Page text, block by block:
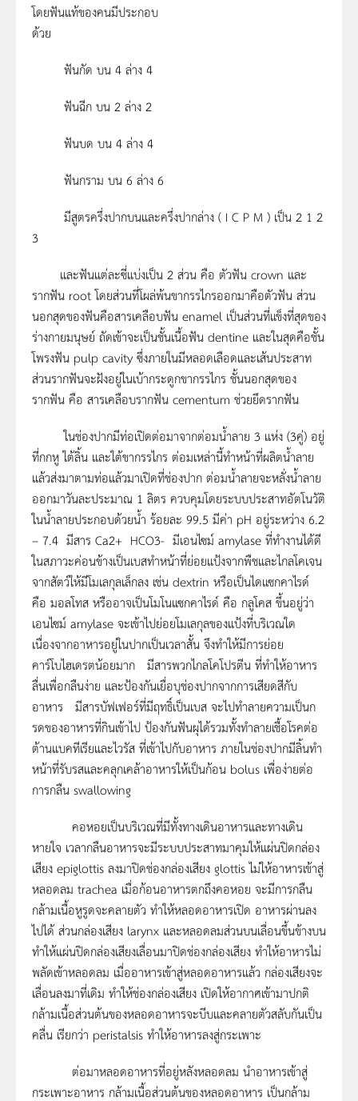
โดยฟันแท้ของคนมีประกอบ
ด้วย
ฟันกัด บน 4 ล่าง 4
ฟันฉีก บน 2 ล่าง 2
ฟันบด บน 4 ล่าง 4
ฟันกราม บน 6 ล่าง 6
มีสูตรครึ่งปากบนและครึ่งปากล่าง ( I C P M ) เป็น 2 1 2
3
และฟันแต่ละซี่แบ่งเป็น 2 ส่วน คือ ตัวฟัน crown และ
รากฟัน root โดยส่วนที่โผล่พ้นขากรรไกรออกมาคือตัวฟัน ส่วน
นอกสุดของฟันคือสารเคลือบฟัน enamel เป็นส่วนที่แข็งที่สุดของ
ร่างกายมนุษย์ ถัดเข้าจะเป็นชั้นเนื้อฟัน dentine และในสุดคือชั้น
โพรงฟัน pulp cavity ซึ่งภายในมีหลอดเลือดและเส้นประสาท
ส่วนรากฟันจะฝังอยู่ในเบ้ากระดูกขากรรไกร ชั้นนอกสุดของ
รากฟัน คือ สารเคลือบรากฟัน cementum ช่วยยึดรากฟัน
ในช่องปากมีท่อเปิดต่อมาจากต่อมน้ำลาย 3 แห่ง (3คู่) อยู่
ที่กกหู ใต้ลิ้น และใต้ขากรรไกร ต่อมเหล่านี้ทำหน้าที่ผลิตน้ำลาย
แล้วส่งมาตามท่อแล้วมาเปิดที่ช่องปาก ต่อมน้ำลายจะหลั่งน้ำลาย
ออกมาวันละประมาณ 1 ลิตร ควบคุมโดยระบบประสาทอัตโนวัติ
ในน้ำลายประกอบด้วยน้ำ ร้อยละ 99.5 มีค่า pH อยู่ระหว่าง 6.2
– 7.4 มีสาร Ca2+ HCO3- มีเอนไซม์ amylase ที่ทำงานได้ดี
ในสภาวะค่อนข้างเป็นเบสทำหน้าที่ย่อยแป้งจากพืชและไกลโคเจน
จากสัตว์ให้มีโมเลกุลเล็กลง เช่น dextrin หรือเป็นไดแซกคาไรด์
คือ มอลโทส หรืออาจเป็นโมโนแซกคาไรด์ คือ กลูโคส ขึ้นอยู่ว่า
เอนไซม์ amylase จะเข้าไปย่อยโมเลกุลของแป้งที่บริเวณใด
เนื่องจากอาหารอยู่ในปากเป็นเวลาสั้น จึงทำให้มีการย่อย
คาร์โบไฮเดรตน้อยมาก มีสารพวกไกลโคโปรตีน ที่ทำให้อาหาร
ลื่นเพื่อกลืนง่าย และป้องกันเยื่อบุช่องปากจากการเสียดสีกับ
อาหาร มีสารบัฟเฟอร์ที่มีฤทธิ์เป็นเบส จะไปทำลายความเป็นก
รดของอาหารที่กินเข้าไป ป้องกันฟันผุได้รวมทั้งทำลายเชื้อโรคต่อ
ต้านแบคทีเรียและไวรัส ที่เข้าไปกับอาหาร ภายในช่องปากมีลิ้นทำ
หน้าที่รับรสและคลุกเคล้าอาหารให้เป็นก้อน bolus เพื่อง่ายต่อ
การกลืน swallowing
คอหอยเป็นบริเวณที่มีทั้งทางเดินอาหารและทางเดิน
หายใจ เวลากลืนอาหารจะมีระบบประสาทมาคุมให้แผ่นปิดกล่อง
เสียง epiglottis ลงมาปิดช่องกล่องเสียง glottis ไม่ให้อาหารเข้าสู่
หลอดลม trachea เมื่อก้อนอาหารตกถึงคอหอย จะมีการกลืน
กล้ามเนื้อหูรูดจะคลายตัว ทำให้หลอดอาหารเปิด อาหารผ่านลง
ไปได้ ส่วนกล่องเสียง larynx และหลอดลมส่วนบนเลื่อนขึ้นข้างบน
ทำให้แผ่นปิดกล่องเสียงเลื่อนมาปิดช่องกล่องเสียง ทำให้อาหารไม่
พลัดเข้าหลอดลม เมื่ออาหารเข้าสู่หลอดอาหารแล้ว กล่องเสียงจะ
เลื่อนลงมาที่เดิม ทำให้ช่องกล่องเสียง เปิดให้อากาศเข้ามาปกติ
กล้ามเนื้อส่วนต้นของหลอดอาหารจะบีบและคลายตัวสลับกันเป็น
คลื่น เรียกว่า peristalsis ทำให้อาหารลงสู่กระเพาะ
ต่อมาหลอดอาหารที่อยู่หลังหลอดลม นำอาหารเข้าสู่
กระเพาะอาหาร กล้ามเนื้อส่วนต้นของหลอดอาหาร เป็นกล้าม